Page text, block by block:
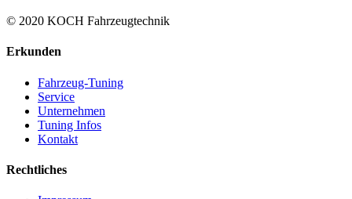
© 2020 KOCH Fahrzeugtechnik
Erkunden
Fahrzeug-Tuning
Service
Unternehmen
Tuning Infos
Kontakt
Rechtliches